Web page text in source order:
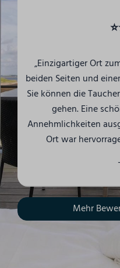
„Einzigartiger Ort
beiden Seiten und
Sie können die
gehen. Eine
Annehmlichkeiten
Ort war
Mehr